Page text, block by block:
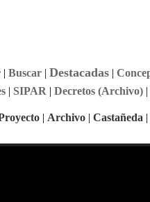
| Buscar| Destacadas|
| SIPAR | Decretos (Archivo)|
| Archivo | Castañeda |